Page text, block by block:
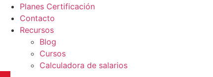
Planes Certificación
Contacto
Recursos
Blog
Cursos
Calculadora de salarios